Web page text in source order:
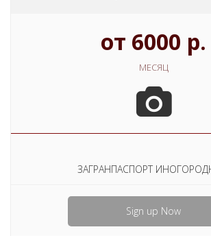
от 6000 р.
МЕСЯЦ
ЗАГРАНПАСПОРТ
Sign up Now